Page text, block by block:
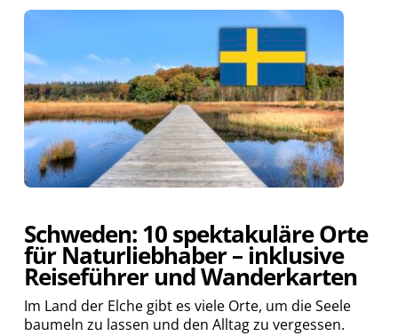
Schweden: 10 spektakuläre Orte
für Naturliebhaber – inklusive
Reiseführer und Wanderkarten
Im Land der Elche gibt es viele Orte, um die Seele
baumeln zu lassen und den Alltag zu vergessen.